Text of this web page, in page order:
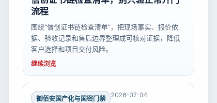
流程
围绕“信创证书链检查清单”，把现场事实、报价依
据、验收记录和售后边界整理成可核对证据，降低
客户选择和项目交付风险。
继续浏览
御佰安国产化与国密门禁 2026-07-04